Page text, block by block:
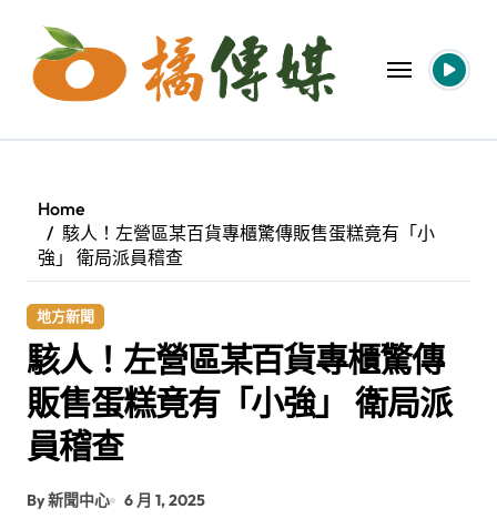
content
Home
駭人！左營區某百貨專櫃驚傳販售蛋糕竟有「小
強」 衛局派員稽查
地方新聞
駭人！左營區某百貨專櫃驚傳
販售蛋糕竟有「小強」 衛局派
員稽查
By 新聞中心 6 月 1, 2025